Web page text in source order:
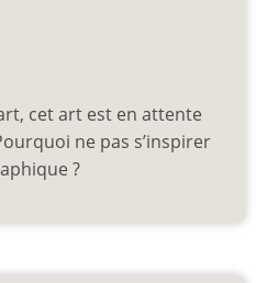
cet art est en attente
ne pas s’inspirer
?